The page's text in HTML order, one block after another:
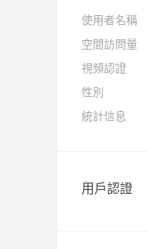
使用者名稱
空間訪問量
視頻認證
性別
統計信息
用戶認證